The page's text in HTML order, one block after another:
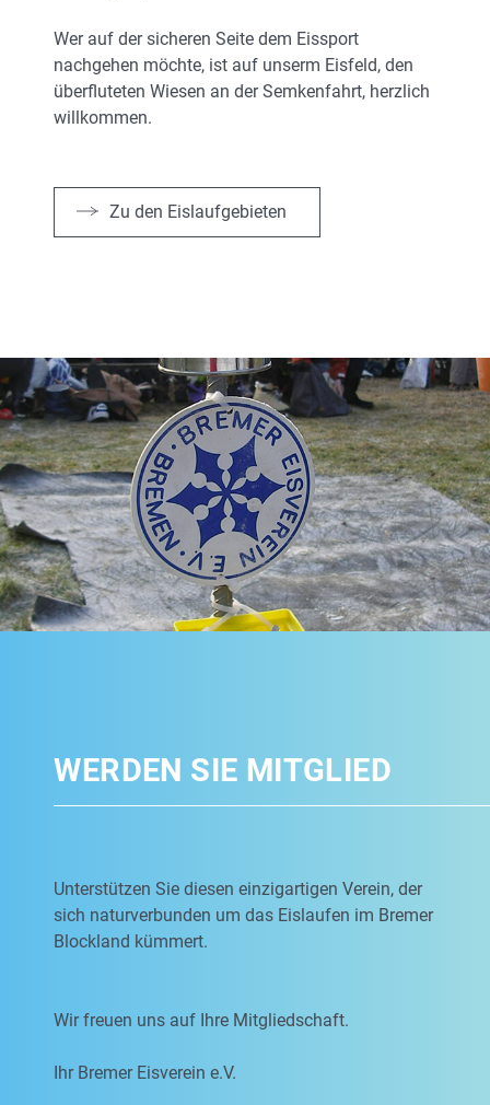
Wer auf der sicheren Seite dem Eissport
nachgehen möchte, ist auf unserm Eisfeld, den
überfluteten Wiesen an der Semkenfahrt, herzlich
willkommen.
Zu den Eislaufgebieten
WERDEN SIE MITGLIED
Unterstützen Sie diesen einzigartigen Verein, der
sich naturverbunden um das Eislaufen im Bremer
Blockland kümmert.
Wir freuen uns auf Ihre Mitgliedschaft.
Ihr Bremer Eisverein e.V.